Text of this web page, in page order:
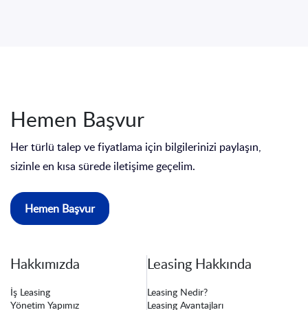
Hemen Başvur
Her türlü talep ve fiyatlama için bilgilerinizi paylaşın,
sizinle en kısa sürede iletişime geçelim.
Hemen Başvur
Hakkımızda
İş Leasing
Yönetim Yapımız
Leasing Hakkında
Leasing Nedir?
Leasing Avantajları